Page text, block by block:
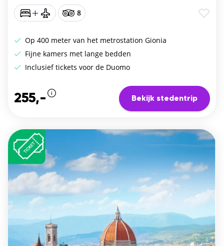
8
Op 400 meter van het metrostation Gionia
Fijne kamers met lange bedden
Inclusief tickets voor de Duomo
255,- Bekijk stedentrip